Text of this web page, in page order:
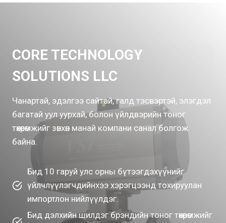
CORE TECHNOLOGY
SOLUTIONS LLC
Чанартай, эдэлгээ сайтай, галд тэсвэртэй, элэгдэл
багатай уул уурхай, болон үйлдвэрийн тоног
төхөөрөмжийг зөвхөн манай компани санал болгож
байна.
Бид 10 гаруй улс орны бүтээгдэхүүнийг
үйлчлүүлэгчдийнхээ хэрэгцээнд тохируулан
импортлон нийлүүлдэг.
Бид дэлхийн шилдэг брэндийн тоног төхөөрөмжийг